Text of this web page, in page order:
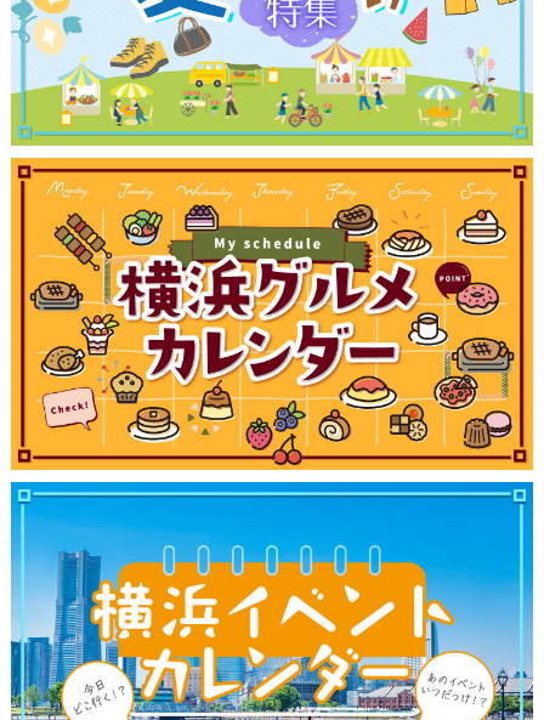
観光ガイド
ランキング
ブログ記事
サイトについて